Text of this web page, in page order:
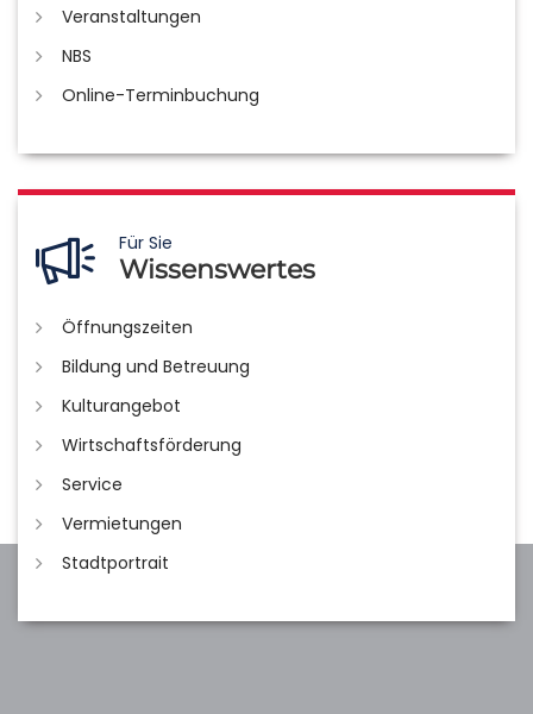
Veranstaltungen
NBS
Online-Terminbuchung
Für Sie
Wissenswertes
Öffnungszeiten
Bildung und Betreuung
Kulturangebot
Wirtschaftsförderung
Service
Vermietungen
Stadtportrait